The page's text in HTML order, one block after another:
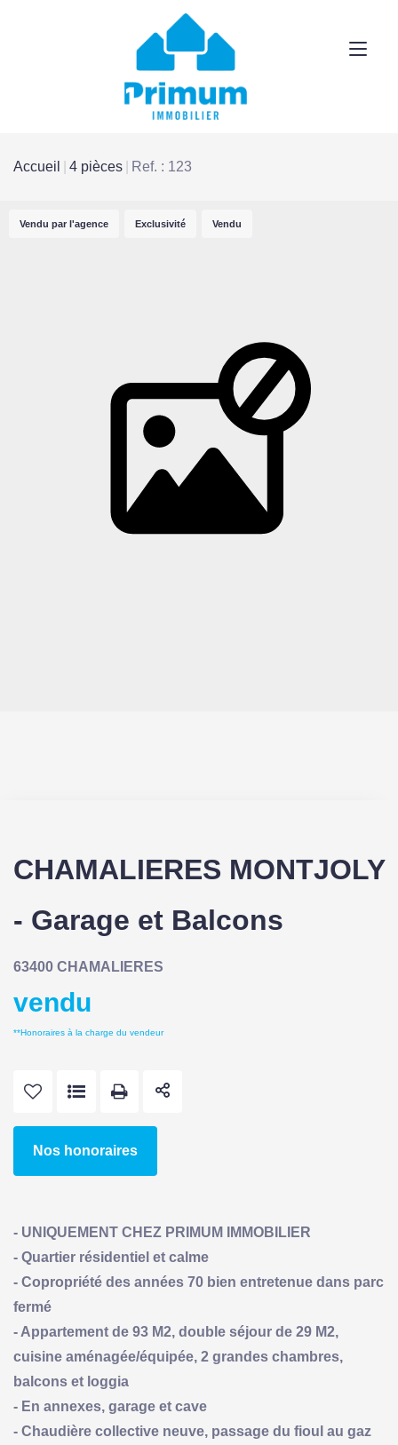
Accueil 4 pièces Ref. : 123
Vendu par l'agence Exclusivité Vendu
CHAMALIERES MONTJOLY
- Garage et Balcons
63400 CHAMALIERES
vendu
**Honoraires à la charge du vendeur
Nos honoraires
- UNIQUEMENT CHEZ PRIMUM IMMOBILIER
- Quartier résidentiel et calme
- Copropriété des années 70 bien entretenue dans parc
fermé
- Appartement de 93 M2, double séjour de 29 M2,
cuisine aménagée/équipée, 2 grandes chambres,
balcons et loggia
- En annexes, garage et cave
- Chaudière collective neuve, passage du fioul au gaz